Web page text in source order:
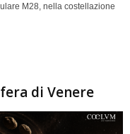
M28, nella costellazione
di Venere